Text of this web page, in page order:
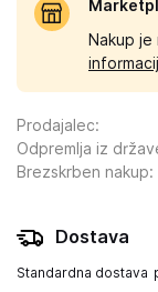
Nakup
informacij
Prodajalec:
Odpremlja iz
Brezskrben nakup:
Dostava
Standardna dostava